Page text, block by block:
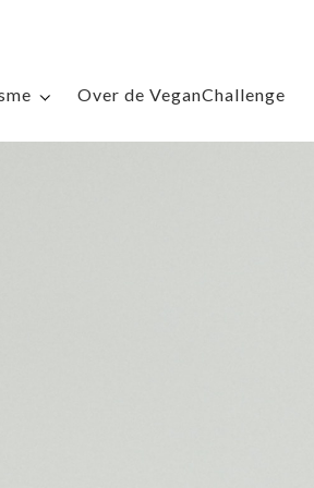
Over de VeganChallenge